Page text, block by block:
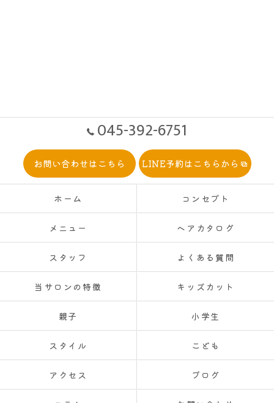
045-392-6751
お問い合わせはこちら LINE予約はこちらから
ホーム コンセプト
メニュー ヘアカタログ
スタッフ よくある質問
当サロンの特徴 キッズカット
親子 小学生
スタイル こども
アクセス ブログ